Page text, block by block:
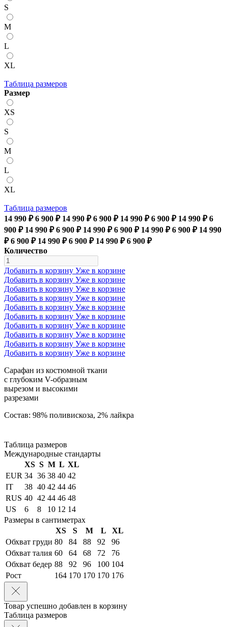
S
M
L
XL
Таблица размеров
Размер
XS
S
M
L
XL
Таблица размеров
14 990 ₽ 6 900 ₽ 14 990 ₽ 6 900 ₽ 14 990 ₽ 6 900 ₽ 14 990 ₽ 6
900 ₽ 14 990 ₽ 6 900 ₽ 14 990 ₽ 6 900 ₽ 14 990 ₽ 6 900 ₽ 14 990
₽ 6 900 ₽ 14 990 ₽ 6 900 ₽ 14 990 ₽ 6 900 ₽
Количество
Добавить в корзину Уже в корзине
Добавить в корзину Уже в корзине
Добавить в корзину Уже в корзине
Добавить в корзину Уже в корзине
Добавить в корзину Уже в корзине
Добавить в корзину Уже в корзине
Добавить в корзину Уже в корзине
Добавить в корзину Уже в корзине
Добавить в корзину Уже в корзине
Добавить в корзину Уже в корзине
Сарафан из костюмной ткани
с глубоким V-образным
вырезом и высокими
разрезами
Состав: 98% поливискоза, 2% лайкра
Таблица размеров
Международные стандарты
XS S M L XL
EUR 34 36 38 40 42
IT
38 40 42 44 46
RUS 40 42 44 46 48
US
6 8 10 12 14
Размеры в сантиметрах
XS
S M L
XL
Обхват груди 80 84 88 92
96
Обхват талия 60 64 68 72
76
Обхват бедер 88 92 96 100 104
Рост
164 170 170 170 176
Товар успешно добавлен в корзину
Таблица размеров